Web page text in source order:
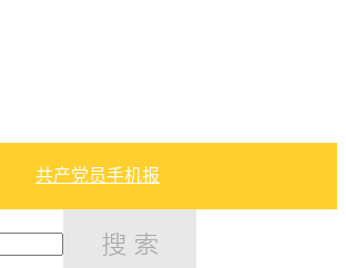
共产党员手机报